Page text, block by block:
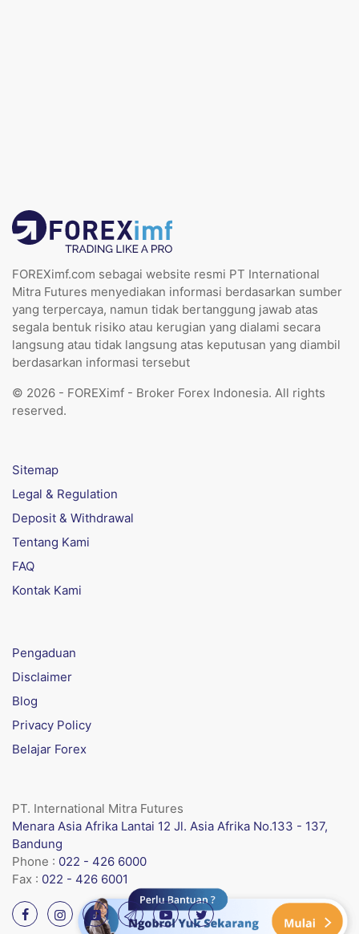
FOREXimf.com sebagai website resmi PT International
Mitra Futures menyediakan informasi berdasarkan sumber
yang terpercaya, namun tidak bertanggung jawab atas
segala bentuk risiko atau kerugian yang dialami secara
langsung atau tidak langsung atas keputusan yang diambil
berdasarkan informasi tersebut
© 2026 - FOREXimf - Broker Forex Indonesia. All rights
reserved.
Sitemap
Legal & Regulation
Deposit & Withdrawal
Tentang Kami
FAQ
Kontak Kami
Pengaduan
Disclaimer
Blog
Privacy Policy
Belajar Forex
PT. International Mitra Futures
Menara Asia Afrika Lantai 12 Jl. Asia Afrika No.133 - 137,
Bandung
Phone : 022 - 426 6000
Fax : 022 - 426 6001